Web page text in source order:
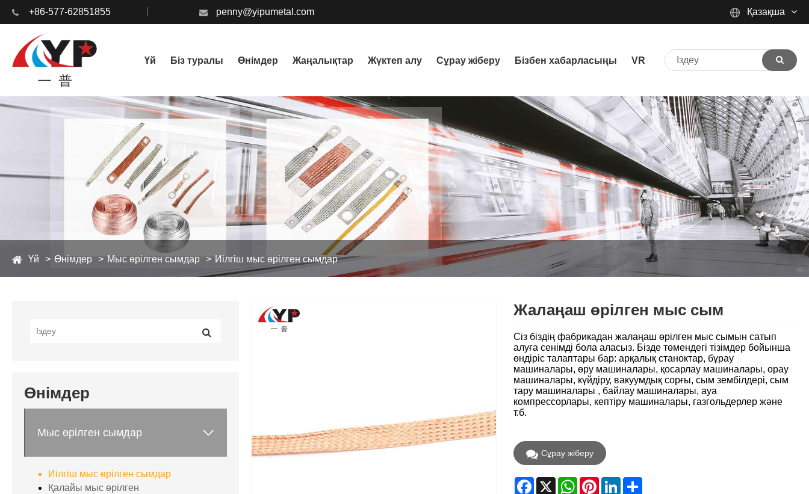
+86-577-62851855 penny@yipumetal.com Қазақша
Español
русский
Français
日本語
Deutsch
tiếng Việt
한국어
Svenska
magyar
Үй Біз туралы Өнімдер Жаңалықтар Жүктеп алу Сұрау жіберу Бізбен хабарласыңы VR
Үй Өнімдер Мыс өрілген сымдар Иілгіш мыс өрілген сымдар
Өнімдер
Мыс өрілген сымдар 
Иілгіш мыс өрілген сымдар
Қалайы мыс өрілген
Жалаңаш өрілген мыс сым
Сіз біздің фабрикадан жалаңаш өрілген мыс сымын сатып
алуға сенімді бола аласыз. Бізде төмендегі тізімдер бойынша
өндіріс талаптары бар: арқалық станоктар, бұрау
машиналары, өру машиналары, қосарлау машиналары, орау
машиналары, күйдіру, вакуумдық сорғы, сым зембілдері, сым
тару машиналары , байлау машиналары, ауа
компрессорлары, кептіру машиналары, газгольдерлер және
т.б.
Сұрау жіберу
Facebook
X WhatsApp
PinterestLinkedInShare